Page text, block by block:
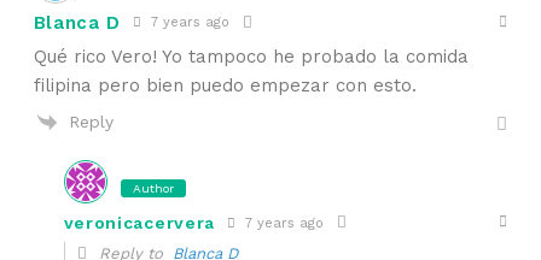
Blanca D 7 years ago
Qué rico Vero! Yo tampoco he probado la comida
filipina pero bien puedo empezar con esto.
Reply
Author
veronicacervera 7 years ago
Reply to Blanca D